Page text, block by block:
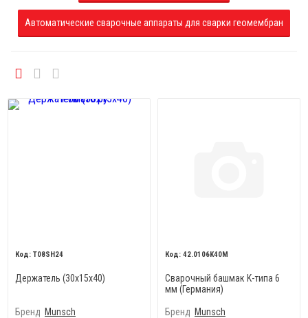
Автоматические сварочные аппараты для сварки геомембран
T08SH24
Держатель (30х15х40)
Бренд Munsch
42.0106K40M
Сварочный башмак K-типа 6
мм (Германия)
Бренд Munsch